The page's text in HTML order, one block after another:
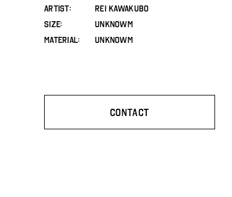
ARTIST
Rei Kawakubo
SIZE
Unknowm
MATERIAL
Unknowm
CONTACT